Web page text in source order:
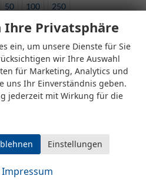
50 100 250
Privatsphäre
ein, um unsere Dienste für Sie
wir Ihre Auswahl
für Marketing, Analytics und
uns Ihr Einverständnis geben.
jederzeit mit Wirkung für die
Einstellungen
Impressum